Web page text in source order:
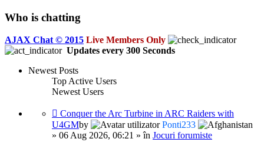
Who is chatting
AJAX Chat © 2015 Live Members Only
Updates every 300 Seconds
Newest Posts
Top Active Users
Newest Users
Conquer the Arc Turbine in ARC Raiders with
U4GMby
Ponti233
» 06 Aug 2026, 06:21 » în Jocuri forumiste